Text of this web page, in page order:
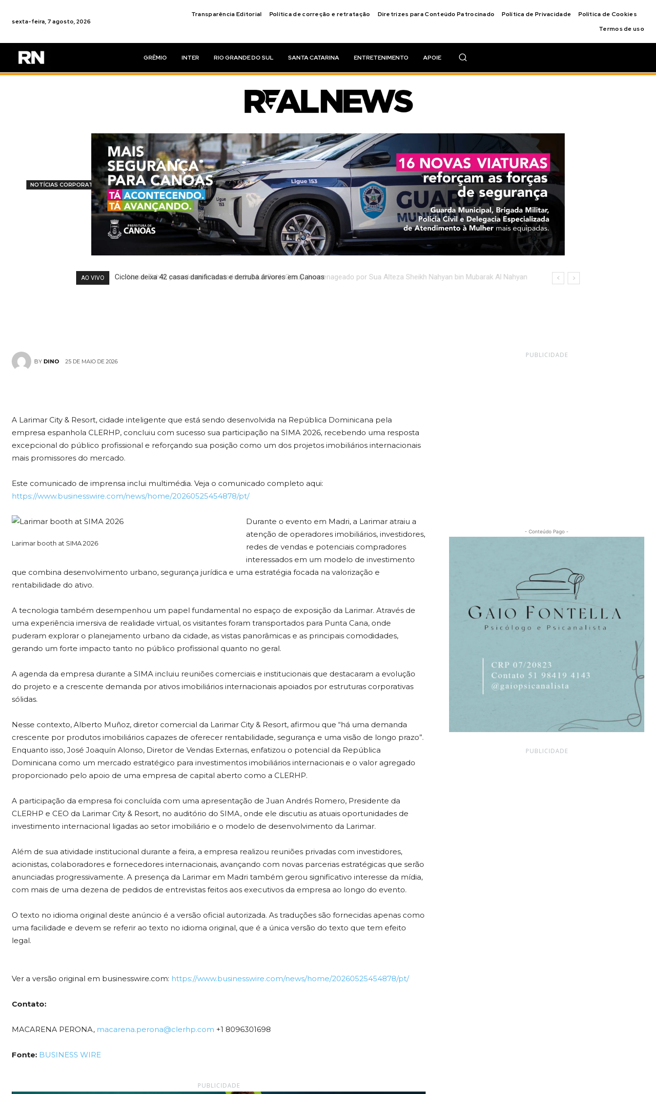
sexta-feira, 7 agosto, 2026
Transparência Editorial Política de correção e retratação Diretrizes para Conteúdo Patrocinado Política de Privacidade
Política de Cookies
Termos de uso
GRÊMIO INTER RIO GRANDE DO SUL SANTA CATARINA ENTRETENIMENTO APOIE
AO VIVO
Naser Taher, presidente e fundador do MultiBank Group, homenageado por Sua Alteza Sheikh Nahyan bin Mubarak Al Nahyan
NOTÍCIAS CORPORATIVAS
Larimar se posiciona na SIMA
como referência para
investimentos imobiliários
BY DINO 25 DE MAIO DE 2026
A Larimar City & Resort, cidade inteligente que está sendo desenvolvida na República Dominicana pela
empresa espanhola CLERHP, concluiu com sucesso sua participação na SIMA 2026, recebendo uma resposta
excepcional do público profissional e reforçando sua posição como um dos projetos imobiliários internacionais
mais promissores do mercado.
Este comunicado de imprensa inclui multimédia. Veja o comunicado completo aqui:
https://www.businesswire.com/news/home/20260525454878/pt/
Larimar booth at SIMA 2026
Durante o evento em Madri, a Larimar atraiu a
atenção de operadores imobiliários, investidores,
redes de vendas e potenciais compradores
interessados ​​em um modelo de investimento
que combina desenvolvimento urbano, segurança jurídica e uma estratégia focada na valorização e
rentabilidade do ativo.
A tecnologia também desempenhou um papel fundamental no espaço de exposição da Larimar. Através de
uma experiência imersiva de realidade virtual, os visitantes foram transportados para Punta Cana, onde
puderam explorar o planejamento urbano da cidade, as vistas panorâmicas e as principais comodidades,
gerando um forte impacto tanto no público profissional quanto no geral.
A agenda da empresa durante a SIMA incluiu reuniões comerciais e institucionais que destacaram a evolução
do projeto e a crescente demanda por ativos imobiliários internacionais apoiados por estruturas corporativas
sólidas.
Nesse contexto, Alberto Muñoz, diretor comercial da Larimar City & Resort, afirmou que “há uma demanda
crescente por produtos imobiliários capazes de oferecer rentabilidade, segurança e uma visão de longo prazo”.
Enquanto isso, José Joaquín Alonso, Diretor de Vendas Externas, enfatizou o potencial da República
Dominicana como um mercado estratégico para investimentos imobiliários internacionais e o valor agregado
proporcionado pelo apoio de uma empresa de capital aberto como a CLERHP.
A participação da empresa foi concluída com uma apresentação de Juan Andrés Romero, Presidente da
CLERHP e CEO da Larimar City & Resort, no auditório do SIMA, onde ele discutiu as atuais oportunidades de
investimento internacional ligadas ao setor imobiliário e o modelo de desenvolvimento da Larimar.
Além de sua atividade institucional durante a feira, a empresa realizou reuniões privadas com investidores,
acionistas, colaboradores e fornecedores internacionais, avançando com novas parcerias estratégicas que serão
anunciadas progressivamente. A presença da Larimar em Madri também gerou significativo interesse da mídia,
com mais de uma dezena de pedidos de entrevistas feitos aos executivos da empresa ao longo do evento.
O texto no idioma original deste anúncio é a versão oficial autorizada. As traduções são fornecidas apenas como
uma facilidade e devem se referir ao texto no idioma original, que é a única versão do texto que tem efeito
legal.
Ver a versão original em businesswire.com: https://www.businesswire.com/news/home/20260525454878/pt/
Contato:
MACARENA PERONA, macarena.perona@clerhp.com +1 8096301698
Fonte: BUSINESS WIRE
PUBLICIDADE
PUBLICIDADE
- Conteúdo Pago -
PUBLICIDADE